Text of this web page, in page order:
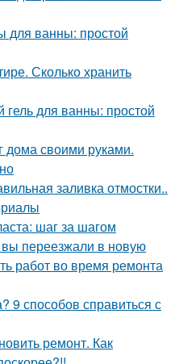
ванны: простой
Сколько хранить
для ванны: простой
дома своими руками.
заливка отмостки..
шаг за шагом
переезжали в новую
работ во время ремонта
9 способов справиться с
ремонт. Как